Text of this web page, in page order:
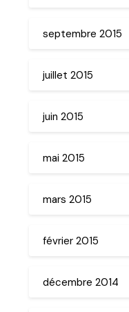
septembre 2015
juillet 2015
juin 2015
mai 2015
mars 2015
février 2015
décembre 2014